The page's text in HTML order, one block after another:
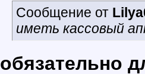
Сообщение от
иметь кассовый
обязательно